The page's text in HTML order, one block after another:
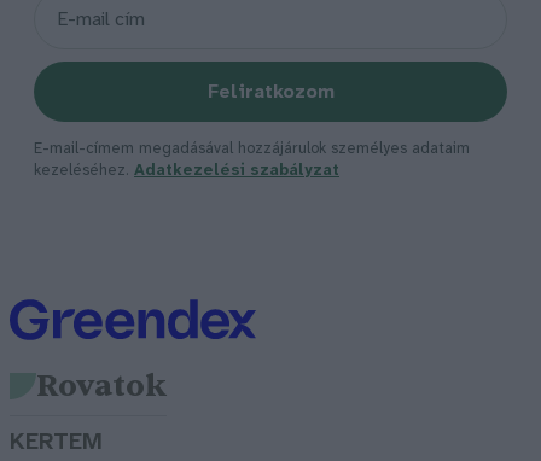
Feliratkozom
E-mail-címem megadásával hozzájárulok személyes adataim
kezeléséhez. Adatkezelési szabályzat
Rovatok
KERTEM